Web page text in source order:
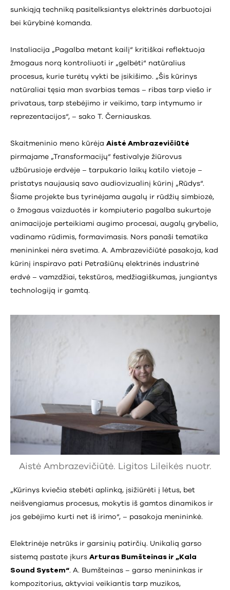
sunkiąją techniką pasitelksiantys elektrinės darbuotojai
bei kūrybinė komanda.
Instaliacija „Pagalba metant kailį“ kritiškai reflektuoja
žmogaus norą kontroliuoti ir „gelbėti“ natūralius
procesus, kurie turėtų vykti be įsikišimo. „Šis kūrinys
natūraliai tęsia man svarbias temas – ribas tarp viešo ir
privataus, tarp stebėjimo ir veikimo, tarp intymumo ir
reprezentacijos“, – sako T. Černiauskas.
Skaitmeninio meno kūrėja Aistė Ambrazevičiūtė
pirmajame „Transformacijų“ festivalyje žiūrovus
užbūrusioje erdvėje – tarpukario laikų katilo vietoje –
pristatys naujausią savo audiovizualinį kūrinį „Rūdys“.
Šiame projekte bus tyrinėjama augalų ir rūdžių simbiozė,
o žmogaus vaizduotės ir kompiuterio pagalba sukurtoje
animacijoje perteikiami augimo procesai, augalų grybelio,
vadinamo rūdimis, formavimasis. Nors panaši tematika
menininkei nėra svetima. A. Ambrazevičiūtė pasakoja, kad
kūrinį inspiravo pati Petrašiūnų elektrinės industrinė
erdvė – vamzdžiai, tekstūros, medžiagiškumas, jungiantys
technologiją ir gamtą.
Aistė Ambrazevičiūtė. Ligitos Lileikės nuotr.
„Kūrinys kviečia stebėti aplinką, įsižiūrėti į lėtus, bet
neišvengiamus procesus, mokytis iš gamtos dinamikos ir
jos gebėjimo kurti net iš irimo“, – pasakoja menininkė.
Elektrinėje netrūks ir garsinių patirčių. Unikalią garso
sistemą pastate įkurs Arturas Bumšteinas ir „Kala
Sound System“. A. Bumšteinas – garso menininkas ir
kompozitorius, aktyviai veikiantis tarp muzikos,